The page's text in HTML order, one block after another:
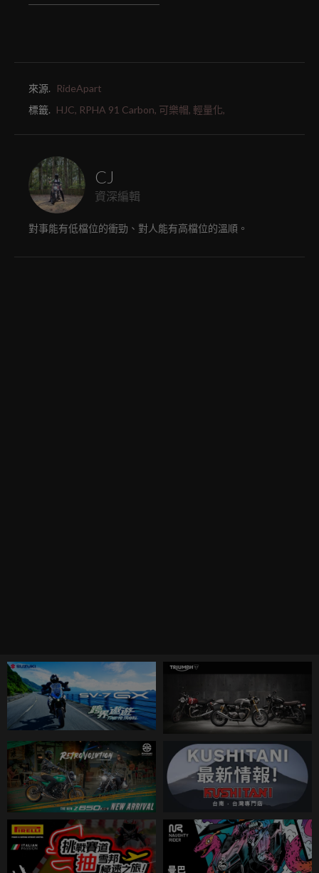
來源.
RideApart
標籤. HJC, RPHA 91 Carbon, 可樂帽, 輕量化,
CJ
資深編輯
對事能有低檔位的衝勁、對人能有高檔位的溫順。